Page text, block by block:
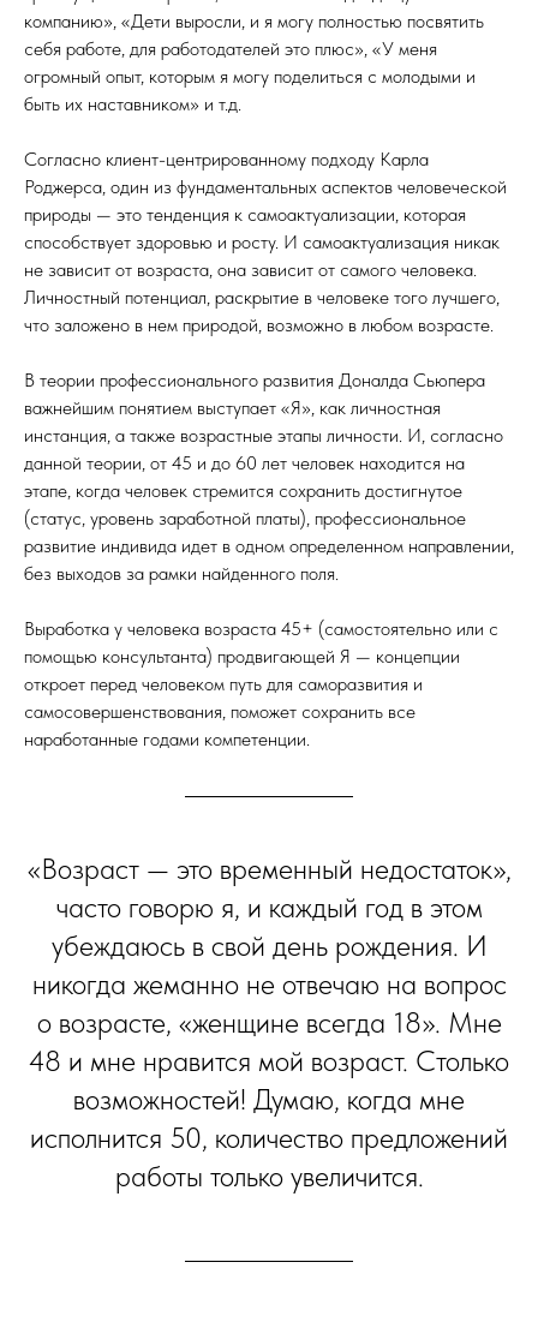
компанию», «Дети выросли, и я могу полностью посвятить
себя работе, для работодателей это плюс», «У меня
огромный опыт, которым я могу поделиться с молодыми и
быть их наставником» и т.д.
Согласно клиент-центрированному подходу Карла
Роджерса, один из фундаментальных аспектов человеческой
природы — это тенденция к самоактуализации, которая
способствует здоровью и росту. И самоактуализация никак
не зависит от возраста, она зависит от самого человека.
Личностный потенциал, раскрытие в человеке того лучшего,
что заложено в нем природой, возможно в любом возрасте.
В теории профессионального развития Доналда Сьюпера
важнейшим понятием выступает «Я», как личностная
инстанция, а также возрастные этапы личности. И, согласно
данной теории, от 45 и до 60 лет человек находится на
этапе, когда человек стремится сохранить достигнутое
(статус, уровень заработной платы), профессиональное
развитие индивида идет в одном определенном направлении,
без выходов за рамки найденного поля.
Выработка у человека возраста 45+ (самостоятельно или с
помощью консультанта) продвигающей Я — концепции
откроет перед человеком путь для саморазвития и
самосовершенствования, поможет сохранить все
наработанные годами компетенции.
«Возраст — это временный недостаток»,
часто говорю я, и каждый год в этом
убеждаюсь в свой день рождения. И
никогда жеманно не отвечаю на вопрос
о возрасте, «женщине всегда 18». Мне
48 и мне нравится мой возраст. Столько
возможностей! Думаю, когда мне
исполнится 50, количество предложений
работы только увеличится.